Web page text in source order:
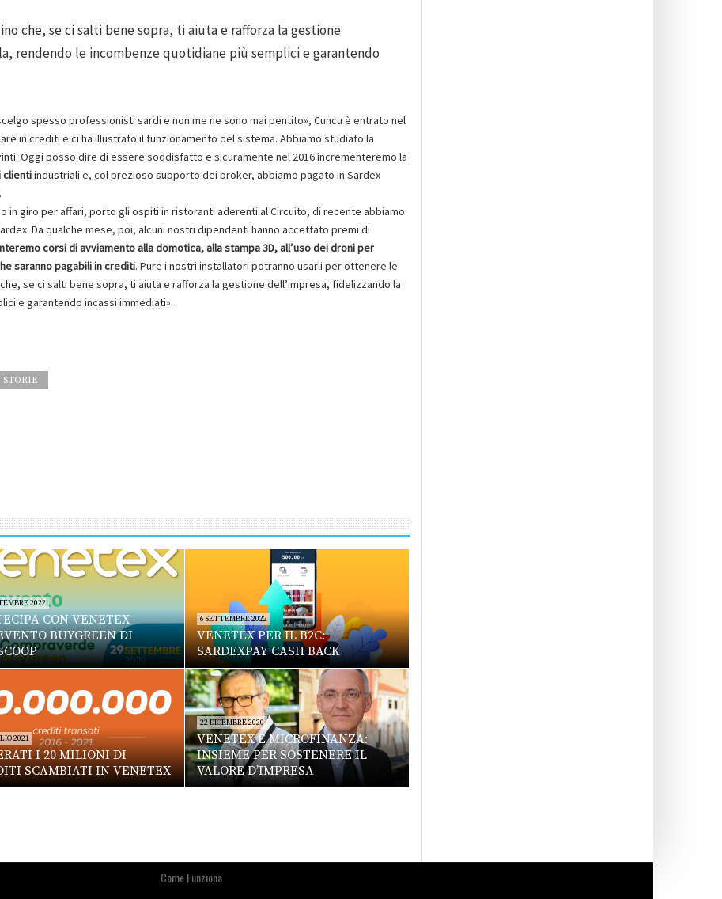
che, se ci salti bene sopra, ti aiuta e rafforza la gestione
rendendo le incombenze quotidiane più semplici e garantendo
spesso professionisti sardi e non me ne sono mai pentito», Cuncu è entrato nel
in crediti e ci ha illustrato il funzionamento del sistema. Abbiamo studiato la
Oggi posso dire di essere soddisfatto e sicuramente nel 2016 incrementeremo la
clientiindustriali e, col prezioso supporto dei broker, abbiamo pagato in Sardex
in giro per affari, porto gli ospiti in ristoranti aderenti al Circuito, di recente abbiamo
Da qualche mese, poi, alcuni nostri dipendenti hanno accettato premi di
corsi di avviamento alla domotica, alla stampa 3D, all’uso dei droni per
saranno pagabili in crediti. Pure i nostri installatori potranno usarli per ottenere le
se ci salti bene sopra, ti aiuta e rafforza la gestione dell’impresa, fidelizzando la
e garantendo incassi immediati».
STORIE
2022
CON VENETEX
BUYGREEN DI
6 SETTEMBRE 2022
VENETEX PER IL B2C:
SARDEXPAY CASH BACK
2021
I 20 MILIONI DI
SCAMBIATI IN VENETEX
22 DICEMBRE 2020
VENETEX E MICROFINANZA:
INSIEME PER SOSTENERE IL
VALORE D’IMPRESA
Come Funziona